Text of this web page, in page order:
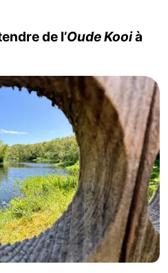
de l’Oude Kooià